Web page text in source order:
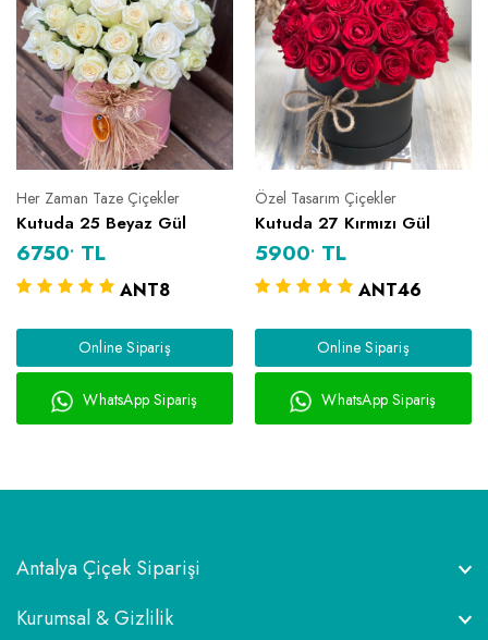
Her Zaman Taze Çiçekler
Kutuda 25 Beyaz Gül
6750. TL
ANT8
Online Sipariş
WhatsApp Sipariş
Özel Tasarım Çiçekler
Kutuda 27 Kırmızı Gül
5900. TL
ANT46
Online Sipariş
WhatsApp Sipariş
Antalya Çiçek Siparişi
Kurumsal & Gizlilik